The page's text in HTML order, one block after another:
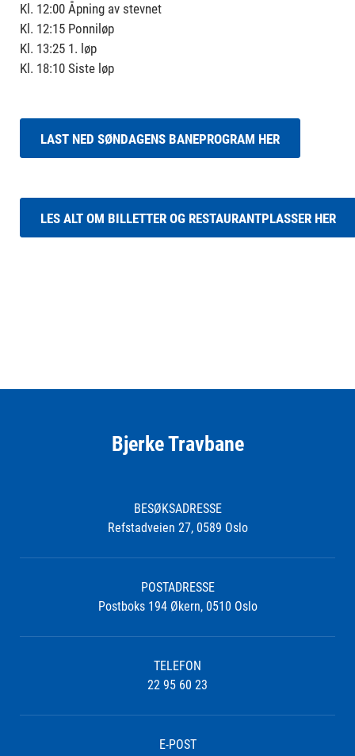
Kl. 12:00 Åpning av stevnet
Kl. 12:15 Ponniløp
Kl. 13:25 1. løp
Kl. 18:10 Siste løp
LAST NED SØNDAGENS BANEPROGRAM HER
LES ALT OM BILLETTER OG RESTAURANTPLASSER HER
Bjerke Travbane
BESØKSADRESSE
Refstadveien 27, 0589 Oslo
POSTADRESSE
Postboks 194 Økern, 0510 Oslo
TELEFON
22 95 60 23
E-POST